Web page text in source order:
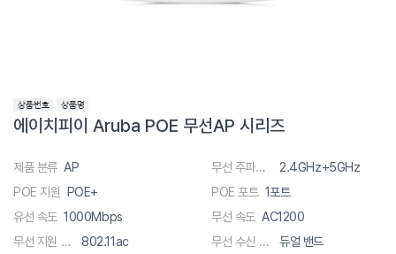
에이치피이 Aruba POE 무선AP 시리즈
제품 분류 AP 무선 주파수 대역폭
2.4GHz+5GHz
POE 지원 POE+ POE 포트 1포트
유선 속도 1000Mbps 무선 속도 AC1200
무선 지원 규격
802.11ac 무선 수신 채널 듀얼 밴드